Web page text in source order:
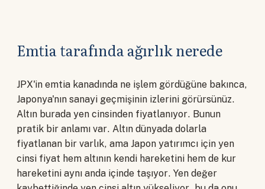
Emtia tarafında ağırlık nerede
JPX'in emtia kanadında ne işlem gördüğüne bakınca,
Japonya'nın sanayi geçmişinin izlerini görürsünüz.
Altın burada yen cinsinden fiyatlanıyor. Bunun
pratik bir anlamı var. Altın dünyada dolarla
fiyatlanan bir varlık, ama Japon yatırımcı için yen
cinsi fiyat hem altının kendi hareketini hem de kur
hareketini aynı anda içinde taşıyor. Yen değer